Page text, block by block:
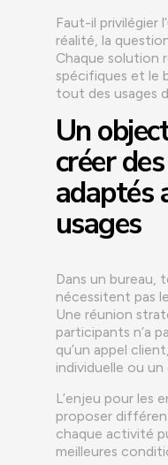
Faut-il privilégier
réalité, la
Chaque solution
spécifiques et le
tout des usages
Un
créer
adaptés
usages
Dans un bureau,
nécessitent pas
Une réunion
participants n’a
qu’un appel
individuelle ou
L’enjeu pour les
proposer
chaque activité
meilleures